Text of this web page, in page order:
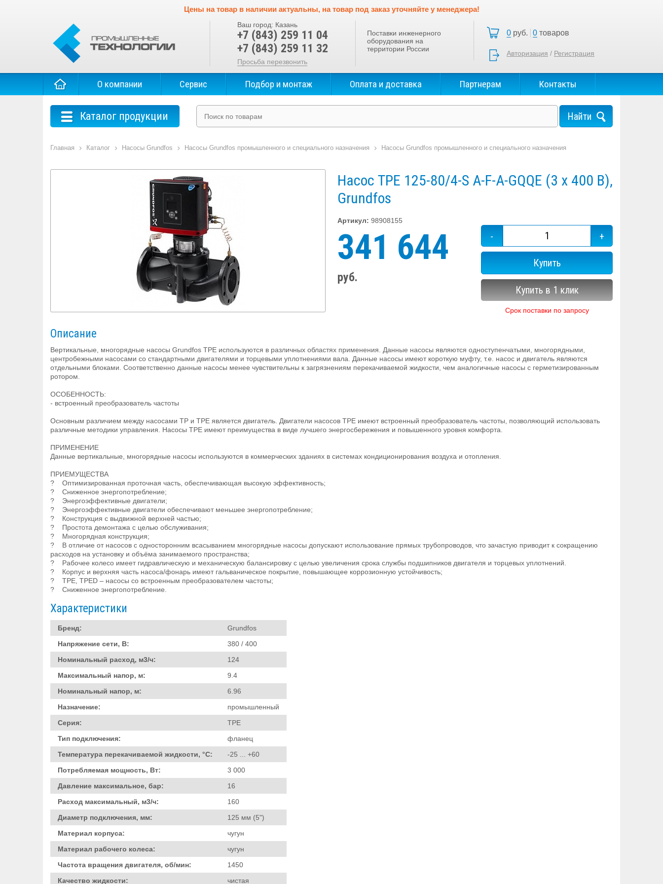
Цены на товар в наличии актуальны, на товар под заказ уточняйте у менеджера!
Ваш город: Казань
+7 (843) 259 11 04
+7 (843) 259 11 32
Просьба перезвонить
Поставки инженерного
оборудования на
территории России
0 руб. 0 товаров
Авторизация / Регистрация
О компании Сервис Подбор и монтаж Оплата и доставка Партнерам Контакты
Каталог продукции
Главная Каталог Насосы Grundfos Насосы Grundfos промышленного и специального назначения Насосы Grundfos промышленного и специального назначения
Насос TPE 125-80/4-S A-F-A-GQQE (3 х 400 В),
Grundfos
Артикул: 98908155
341 644
руб.
- +
Купить
Купить в 1 клик
Срок поставки по запросу
Описание
Вертикальные, многорядные насосы Grundfos TPE используются в различных областях применения. Данные насосы являются одноступенчатыми, многорядными,
центробежными насосами со стандартными двигателями и торцевыми уплотнениями вала. Данные насосы имеют короткую муфту, т.е. насос и двигатель являются
отдельными блоками. Соответственно данные насосы менее чувствительны к загрязнениям перекачиваемой жидкости, чем аналогичные насосы с герметизированным
ротором.
ОСОБЕННОСТЬ:
- встроенный преобразователь частоты
Основным различием между насосами TP и TPE является двигатель. Двигатели насосов TPE имеют встроенный преобразователь частоты, позволяющий использовать
различные методики управления. Насосы TPE имеют преимущества в виде лучшего энергосбережения и повышенного уровня комфорта.
ПРИМЕНЕНИЕ
Данные вертикальные, многорядные насосы используются в коммерческих зданиях в системах кондиционирования воздуха и отопления.
ПРИЕМУЩЕСТВА
? Оптимизированная проточная часть, обеспечивающая высокую эффективность;
? Сниженное энергопотребление;
? Энергоэффективные двигатели;
? Энергоэффективные двигатели обеспечивают меньшее энергопотребление;
? Конструкция с выдвижной верхней частью;
? Простота демонтажа с целью обслуживания;
? Многорядная конструкция;
? В отличие от насосов с односторонним всасыванием многорядные насосы допускают использование прямых трубопроводов, что зачастую приводит к сокращению
расходов на установку и объёма занимаемого пространства;
? Рабочее колесо имеет гидравлическую и механическую балансировку с целью увеличения срока службы подшипников двигателя и торцевых уплотнений.
? Корпус и верхняя часть насоса/фонарь имеют гальваническое покрытие, повышающее коррозионную устойчивость;
? TPE, TPED – насосы со встроенным преобразователем частоты;
? Сниженное энергопотребление.
Характеристики
Бренд:
Grundfos
Напряжение сети, В:
380 / 400
Номинальный расход, м3/ч:
124
Максимальный напор, м:
9.4
Номинальный напор, м:
6.96
Назначение:
промышленный
Серия:
TPE
Тип подключения:
фланец
Температура перекачиваемой жидкости, °C:
-25 ... +60
Потребляемая мощность, Вт:
3 000
Давление максимальное, бар:
16
Расход максимальный, м3/ч:
160
Диаметр подключения, мм:
125 мм (5")
Материал корпуса:
чугун
Материал рабочего колеса:
чугун
Частота вращения двигателя, об/мин:
1450
Качество жидкости:
чистая